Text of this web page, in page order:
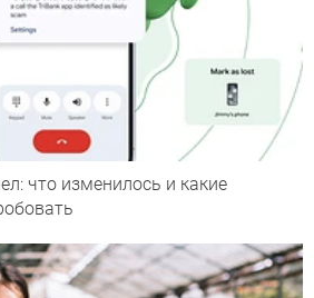
что изменилось и какие